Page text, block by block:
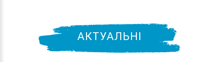
АКТУАЛЬНІ